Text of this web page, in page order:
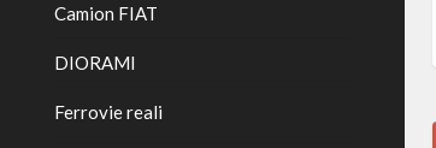
Camion FIAT
DIORAMI
Ferrovie reali